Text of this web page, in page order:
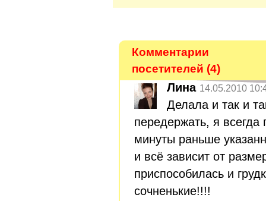
Комментарии
посетителей (4)
Лина 14.05.2010
Делала и так и
передержать, я всегда
минуты раньше
и всё зависит от
приспособилась и
сочненькие!!!!